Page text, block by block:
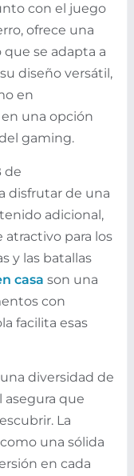
con el juego
ofrece una
se adapta a
diseño versátil,
en
una opción
gaming.
de
disfrutar de una
adicional,
para los
y las batallas
casa son una
con
facilita esas
diversidad de
asegura que
La
una sólida
en cada